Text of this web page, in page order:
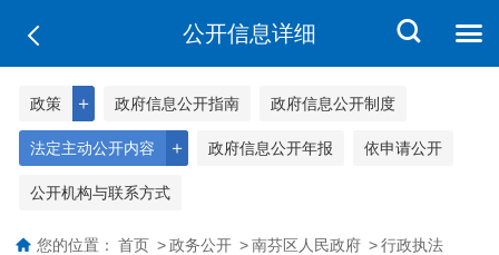
公开信息详细
＋
政策 政府信息公开指南 政府信息公开制度
＋
法定主动公开内容 政府信息公开年报 依申请公开
公开机构与联系方式
您的位置： 首页 > 政务公开 > 南芬区人民政府 > 行政执法